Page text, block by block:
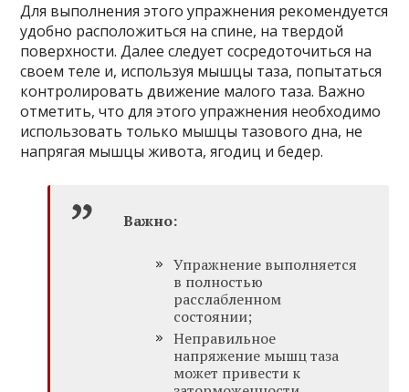
Для выполнения этого упражнения рекомендуется
удобно расположиться на спине, на твердой
поверхности. Далее следует сосредоточиться на
своем теле и, используя мышцы таза, попытаться
контролировать движение малого таза. Важно
отметить, что для этого упражнения необходимо
использовать только мышцы тазового дна, не
напрягая мышцы живота, ягодиц и бедер.
Важно:
Упражнение выполняется
в полностью
расслабленном
состоянии;
Неправильное
напряжение мышц таза
может привести к